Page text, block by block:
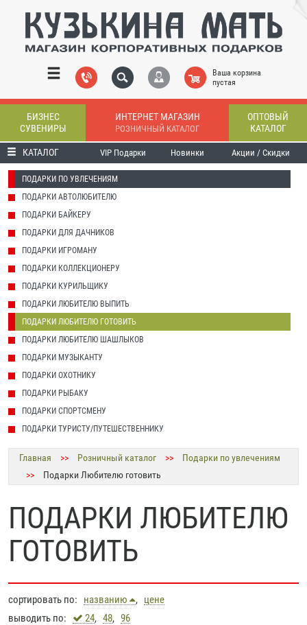
Ваша корзина
пустая
БИЗНЕС
СУВЕНИРЫ
ИНТЕРНЕТ МАГАЗИН
РОЗНИЧНЫЙ КАТАЛОГ
ОПТОВЫЙ
КАТАЛОГ
КАТАЛОГ VIP Подарки Новинки Акции / Скидки
ПОДАРКИ ПО УВЛЕЧЕНИЯМ
ПОДАРКИ АВТОЛЮБИТЕЛЮ
ПОДАРКИ БАЙКЕРУ
ПОДАРКИ ДЛЯ ДАЧНИКОВ
ПОДАРКИ ИГРОМАНУ
ПОДАРКИ КОЛЛЕКЦИОНЕРУ
ПОДАРКИ КУРИЛЬЩИКУ
ПОДАРКИ ЛЮБИТЕЛЮ ВЫПИТЬ
ПОДАРКИ ЛЮБИТЕЛЮ ГОТОВИТЬ
ПОДАРКИ ЛЮБИТЕЛЮ ШАШЛЫКОВ
ПОДАРКИ МУЗЫКАНТУ
ПОДАРКИ ОХОТНИКУ
ПОДАРКИ РЫБАКУ
ПОДАРКИ СПОРТСМЕНУ
ПОДАРКИ ТУРИСТУ/ПУТЕШЕСТВЕННИКУ
Главная >> Розничный каталог >>
Подарки по увлечениям
>>
Подарки Любителю готовить
ПОДАРКИ ЛЮБИТЕЛЮ
ГОТОВИТЬ
сортировать по: названию , цене
выводить по:
24, 48, 96